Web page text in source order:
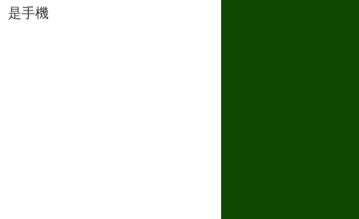
是手機